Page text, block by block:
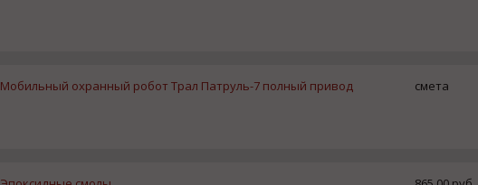
Мобильный охранный робот Трал Патруль-7 полный привод
смета